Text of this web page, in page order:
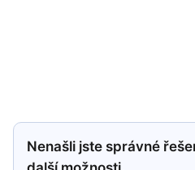
Nenašli jste správné